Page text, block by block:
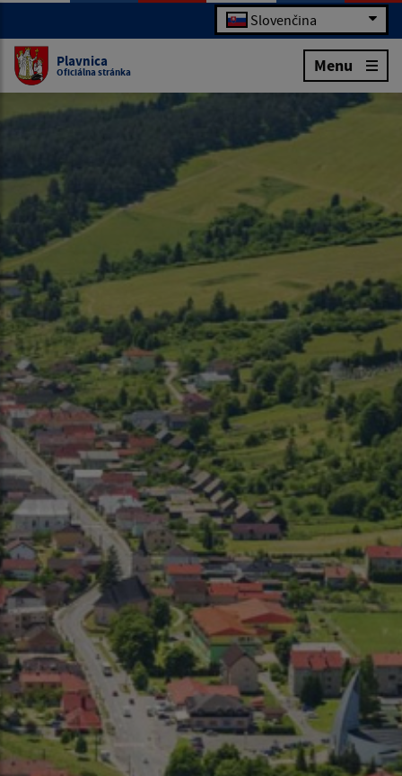
Slovenčina
Plavnica
Oficiálna stránka Menu